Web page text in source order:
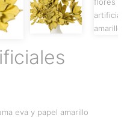
eva y papel amarillo